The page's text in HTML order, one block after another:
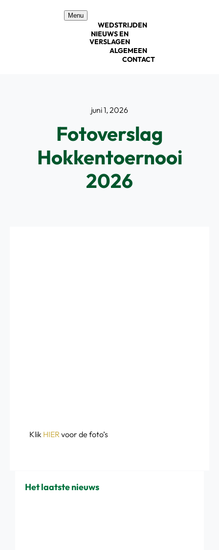
Menu
WEDSTRIJDEN
NIEUWS EN
VERSLAGEN
ALGEMEEN
CONTACT
juni 1, 2026
Fotoverslag
Hokkentoernooi
2026
Klik HIERvoor de foto’s
Het laatste nieuws